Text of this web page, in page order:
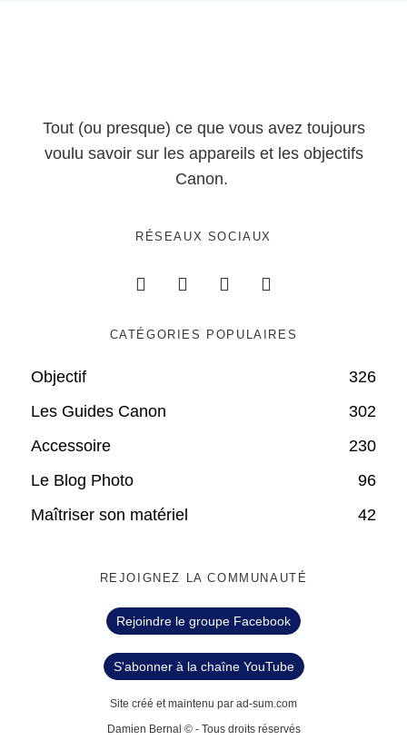
Tout (ou presque) ce que vous avez toujours
voulu savoir sur les appareils et les objectifs
Canon.
RÉSEAUX SOCIAUX
CATÉGORIES POPULAIRES
Objectif
326
Les Guides Canon
302
Accessoire
230
Le Blog Photo
96
Maîtriser son matériel
42
REJOIGNEZ LA COMMUNAUTÉ
Rejoindre le groupe Facebook
S'abonner à la chaîne YouTube
Site créé et maintenu par ad-sum.com
Damien Bernal © - Tous droits réservés